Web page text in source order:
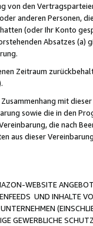
von den
anderen Personen,
(oder Ihr Konto
Absatzes (a)
Zeitraum
mit
sowie die in den
die nach
aus dieser
WEBSITE
UND INHALTE
GEWERBLICHE